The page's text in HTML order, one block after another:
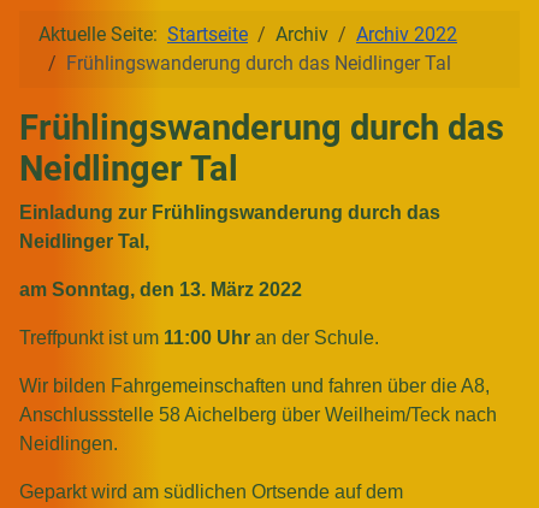
Aktuelle Seite: Startseite Archiv
Archiv 2022
Frühlingswanderung durch das Neidlinger Tal
Frühlingswanderung durch das
Neidlinger Tal
Einladung zur Frühlingswanderung durch das
Neidlinger Tal,
am Sonntag, den 13. März 2022
Treffpunkt ist um 11:00 Uhr an der Schule.
Wir bilden Fahrgemeinschaften und fahren über die A8,
Anschlussstelle 58 Aichelberg über Weilheim/Teck nach
Neidlingen.
Geparkt wird am südlichen Ortsende auf dem